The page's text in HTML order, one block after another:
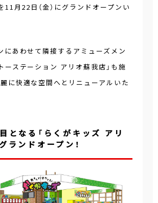
11月22日（金）にグランドオープンい
にあわせて隣接するアミューズメン
ーステーション アリオ蘇我店」も施
に快適な空間へとリニューアルいた
となる「らくがキッズ アリ
ランドオープン！